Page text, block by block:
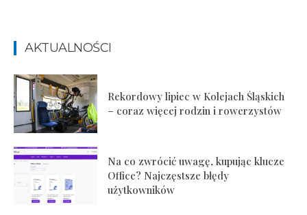
AKTUALNOŚCI
Rekordowy lipiec w Kolejach Śląskich
– coraz więcej rodzin i rowerzystów
Na co zwrócić uwagę, kupując klucze
Office? Najczęstsze błędy
użytkowników